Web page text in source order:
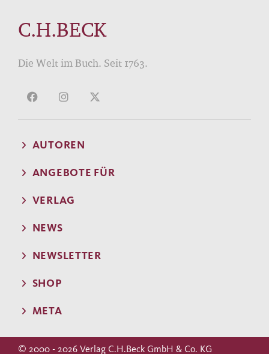
C.H.BECK
Die Welt im Buch. Seit 1763.
AUTOREN
ANGEBOTE FÜR
VERLAG
NEWS
NEWSLETTER
SHOP
META
© 2000 - 2026 Verlag C.H.Beck GmbH & Co. KG